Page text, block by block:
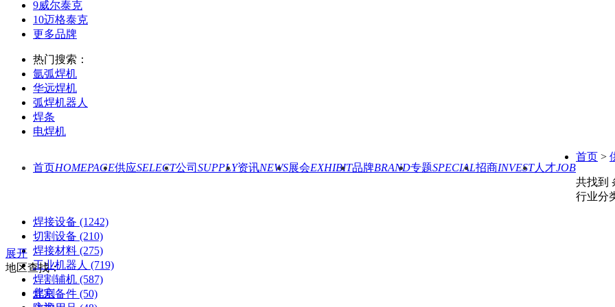
9威尔泰克
10迈格泰克
更多品牌
热门搜索：
氩弧焊机
华远焊机
弧焊机器人
焊条
电焊机
首页HOMEPAGE供应SELECT公司 SUPPLY资讯NEWS展会EXHIBIT品牌BRAND专题SPECIAL招商INVEST人才JOB
首页 >
共找到
行业分
焊接设备 (1242)
切割设备 (210)
焊接材料 (275)
工业机器人 (719)
焊割辅机 (587)
焊割备件 (50)
展开
地区查找：
北京